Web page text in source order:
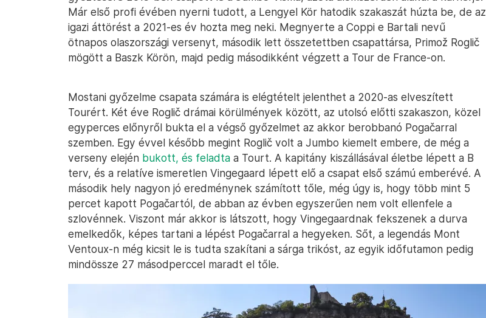
Már első profi évében nyerni tudott, a Lengyel Kör hatodik szakaszát húzta be, de az
igazi áttörést a 2021-es év hozta meg neki. Megnyerte a Coppi e Bartali nevű
ötnapos olaszországi versenyt, második lett összetettben csapattársa, Primož Roglič
mögött a Baszk Körön, majd pedig másodikként végzett a Tour de France-on.
Mostani győzelme csapata számára is elégtételt jelenthet a 2020-as elveszített
Tourért. Két éve Roglič drámai körülmények között, az utolsó előtti szakaszon, közel
egyperces előnyről bukta el a végső győzelmet az akkor berobbanó Pogačarral
szemben. Egy évvel később megint Roglič volt a Jumbo kiemelt embere, de még a
verseny elején bukott, és feladta a Tourt. A kapitány kiszállásával életbe lépett a B
terv, és a relatíve ismeretlen Vingegaard lépett elő a csapat első számú emberévé. A
második hely nagyon jó eredménynek számított tőle, még úgy is, hogy több mint 5
percet kapott Pogačartól, de abban az évben egyszerűen nem volt ellenfele a
szlovénnek. Viszont már akkor is látszott, hogy Vingegaardnak fekszenek a durva
emelkedők, képes tartani a lépést Pogačarral a hegyeken. Sőt, a legendás Mont
Ventoux-n még kicsit le is tudta szakítani a sárga trikóst, az egyik időfutamon pedig
mindössze 27 másodperccel maradt el tőle.